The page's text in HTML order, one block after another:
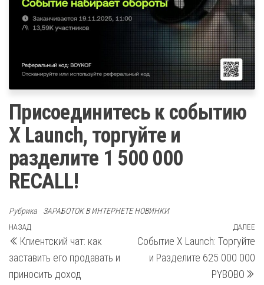
Присоединитесь к событию
X Launch, торгуйте и
разделите 1 500 000
RECALL!
Рубрика ЗАРАБОТОК В ИНТЕРНЕТЕ НОВИНКИ
Навигация
по
записям
Предыдущая
запись
НАЗАД
Клиентский чат: как
заставить его продавать и
приносить доход
ДАЛЕЕ
Событие X Launch: Торгуйте
и Разделите 625 000 000
PYBOBO